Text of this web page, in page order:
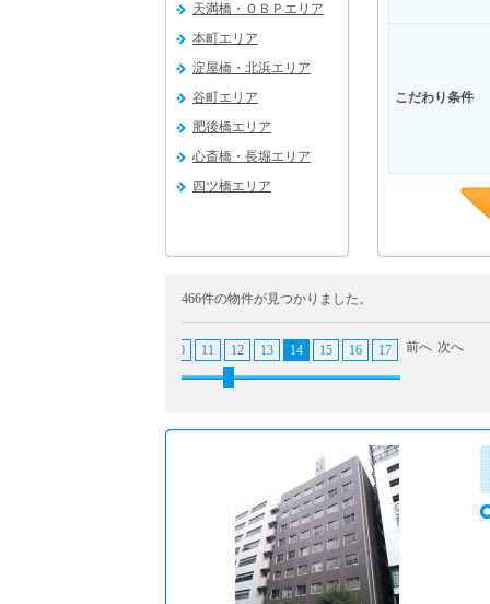
天満橋・ＯＢＰエリア
本町エリア
淀屋橋・北浜エリア
谷町エリア
肥後橋エリア
心斎橋・長堀エリア
四ツ橋エリア
こだわり条件
466件の物件が見つかりました。
10 11 12 13 14 15 16 17 18 19
前へ 次へ